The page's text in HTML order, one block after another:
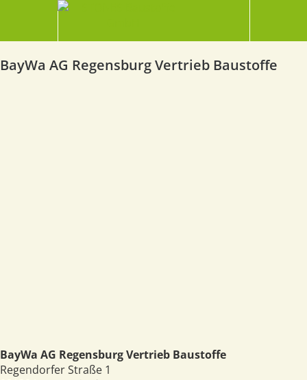
BayWa AG Regensburg Vertrieb Baustoffe
BayWa AG Regensburg Vertrieb Baustoffe
Regendorfer Straße 1